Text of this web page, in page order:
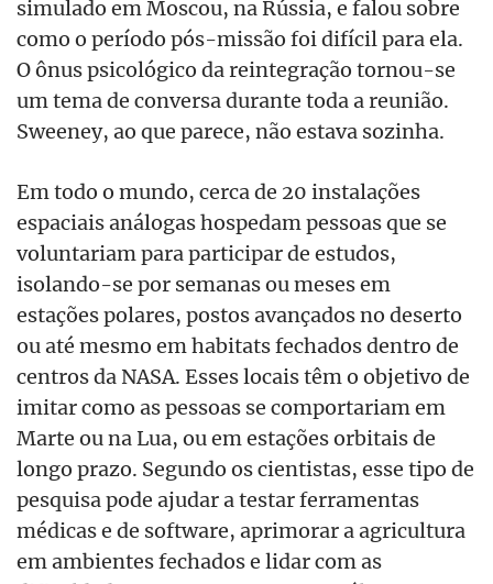
simulado em Moscou, na Rússia, e falou sobre
como o período pós-missão foi difícil para ela.
O ônus psicológico da reintegração tornou-se
um tema de conversa durante toda a reunião.
Sweeney, ao que parece, não estava sozinha.
Em todo o mundo, cerca de 20 instalações
espaciais análogas hospedam pessoas que se
voluntariam para participar de estudos,
isolando-se por semanas ou meses em
estações polares, postos avançados no deserto
ou até mesmo em habitats fechados dentro de
centros da NASA. Esses locais têm o objetivo de
imitar como as pessoas se comportariam em
Marte ou na Lua, ou em estações orbitais de
longo prazo. Segundo os cientistas, esse tipo de
pesquisa pode ajudar a testar ferramentas
médicas e de software, aprimorar a agricultura
em ambientes fechados e lidar com as